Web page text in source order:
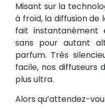
Misant sur la
à froid, la diffusion de
fait instantanément
sans pour autant
parfum. Très
facile, nos
plus ultra.
Alors qu’attendez-